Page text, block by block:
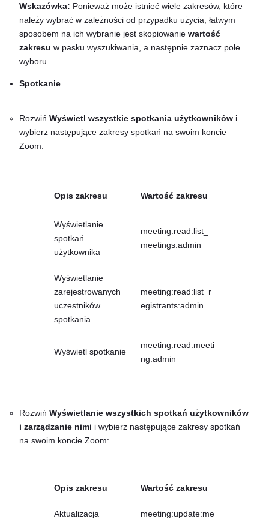
Wskazówka: Ponieważ może istnieć wiele zakresów, które
należy wybrać w zależności od przypadku użycia, łatwym
sposobem na ich wybranie jest skopiowanie wartość
zakresu w pasku wyszukiwania, a następnie zaznacz pole
wyboru.
Spotkanie
Rozwiń Wyświetl wszystkie spotkania użytkowników i
wybierz następujące zakresy spotkań na swoim koncie
Zoom:
Opis zakresu Wartość zakresu
Wyświetlanie
spotkań
użytkownika
meeting:read:list_
meetings:admin
Wyświetlanie
zarejestrowanych
uczestników
spotkania
meeting:read:list_r
egistrants:admin
Wyświetl spotkanie
meeting:read:meeti
ng:admin
Rozwiń Wyświetlanie wszystkich spotkań użytkowników
i zarządzanie nimi i wybierz następujące zakresy spotkań
na swoim koncie Zoom:
Opis zakresu Wartość zakresu
Aktualizacja
meeting:update:me